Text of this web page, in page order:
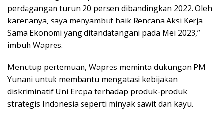
perdagangan turun 20 persen dibandingkan 2022. Oleh
karenanya, saya menyambut baik Rencana Aksi Kerja
Sama Ekonomi yang ditandatangani pada Mei 2023,”
imbuh Wapres.
Menutup pertemuan, Wapres meminta dukungan PM
Yunani untuk membantu mengatasi kebijakan
diskriminatif Uni Eropa terhadap produk-produk
strategis Indonesia seperti minyak sawit dan kayu.